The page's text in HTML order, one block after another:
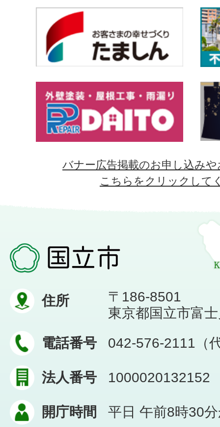
バナー広告掲載のお申し込み
こちらをクリックして
住所
〒186-8501
東京都国立市富
電話番号
042-576-2111（
法人番号 1000020132152
開庁時間 平日 午前8時30